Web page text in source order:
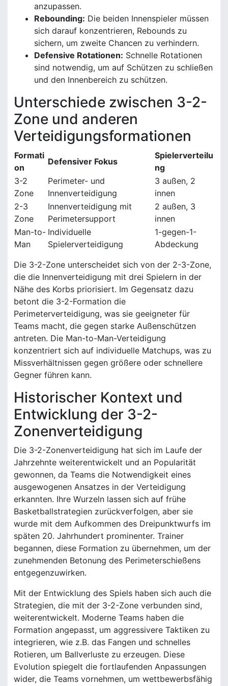
anzupassen.
Rebounding: Die beiden Innenspieler müssen
sich darauf konzentrieren, Rebounds zu
sichern, um zweite Chancen zu verhindern.
Defensive Rotationen: Schnelle Rotationen
sind notwendig, um auf Schützen zu schließen
und den Innenbereich zu schützen.
Unterschiede zwischen 3-2-
Zone und anderen
Verteidigungsformationen
Formati
on
Defensiver Fokus
Spielerverteilu
ng
3-2
Zone
Perimeter- und
Innenverteidigung
3 außen, 2
innen
2-3
Zone
Innenverteidigung mit
Perimetersupport
2 außen, 3
innen
Man-to-
Man
Individuelle
Spielerverteidigung
1-gegen-1-
Abdeckung
Die 3-2-Zone unterscheidet sich von der 2-3-Zone,
die die Innenverteidigung mit drei Spielern in der
Nähe des Korbs priorisiert. Im Gegensatz dazu
betont die 3-2-Formation die
Perimeterverteidigung, was sie geeigneter für
Teams macht, die gegen starke Außenschützen
antreten. Die Man-to-Man-Verteidigung
konzentriert sich auf individuelle Matchups, was zu
Missverhältnissen gegen größere oder schnellere
Gegner führen kann.
Historischer Kontext und
Entwicklung der 3-2-
Zonenverteidigung
Die 3-2-Zonenverteidigung hat sich im Laufe der
Jahrzehnte weiterentwickelt und an Popularität
gewonnen, da Teams die Notwendigkeit eines
ausgewogenen Ansatzes in der Verteidigung
erkannten. Ihre Wurzeln lassen sich auf frühe
Basketballstrategien zurückverfolgen, aber sie
wurde mit dem Aufkommen des Dreipunktwurfs im
späten 20. Jahrhundert prominenter. Trainer
begannen, diese Formation zu übernehmen, um der
zunehmenden Betonung des Perimeterschießens
entgegenzuwirken.
Mit der Entwicklung des Spiels haben sich auch die
Strategien, die mit der 3-2-Zone verbunden sind,
weiterentwickelt. Moderne Teams haben die
Formation angepasst, um aggressivere Taktiken zu
integrieren, wie z.B. das Fangen und schnelles
Rotieren, um Ballverluste zu erzeugen. Diese
Evolution spiegelt die fortlaufenden Anpassungen
wider, die Teams vornehmen, um wettbewerbsfähig